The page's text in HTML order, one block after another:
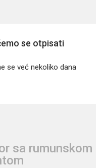
se otpisati
se već nekoliko dana
sa rumunskom